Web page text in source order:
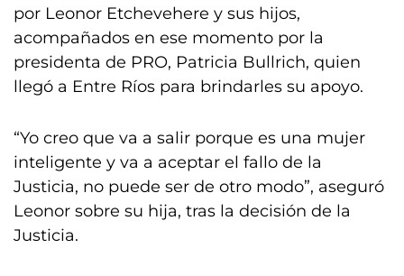
por Leonor Etchevehere y sus hijos,
acompañados en ese momento por la
presidenta de PRO, Patricia Bullrich, quien
llegó a Entre Ríos para brindarles su apoyo.
“Yo creo que va a salir porque es una mujer
inteligente y va a aceptar el fallo de la
Justicia, no puede ser de otro modo”, aseguró
Leonor sobre su hija, tras la decisión de la
Justicia.